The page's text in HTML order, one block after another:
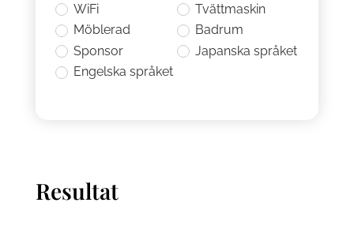
WiFi
Tvättmaskin
Möblerad
Badrum
Sponsor
Japanska språket
Engelska språket
Resultat